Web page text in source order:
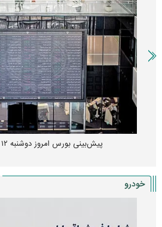
پیش‌بینی بورس امروز دوشنبه ۱۲ مرداد ماه ۱۴۰۵
خودرو